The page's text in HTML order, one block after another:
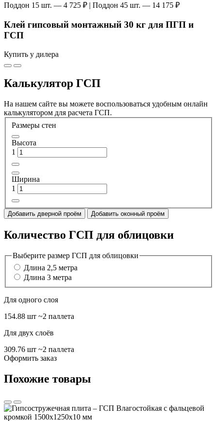
Поддон 15 шт. — 4 725 ₽ | Поддон 45 шт. — 14 175 ₽
Клей гипсовый монтажный 30 кг для ПГП и
ГСП
Купить у дилера
Калькулятор ГСП
На нашем сайте вы можете воспользоваться удобным онлайн
калькулятором для расчета ГСП.
Размеры стен
Высота
1
Ширина
1
Добавить дверной проём Добавить оконный проём
Количество ГСП для облицовки
Выберите размер ГСП для облицовки
Длина 2,5 метра
Длина 3 метра
Для одного слоя
154.88 шт ~2 паллета
Для двух слоёв
309.76 шт ~2 паллета
Оформить заказ
Похожие товары